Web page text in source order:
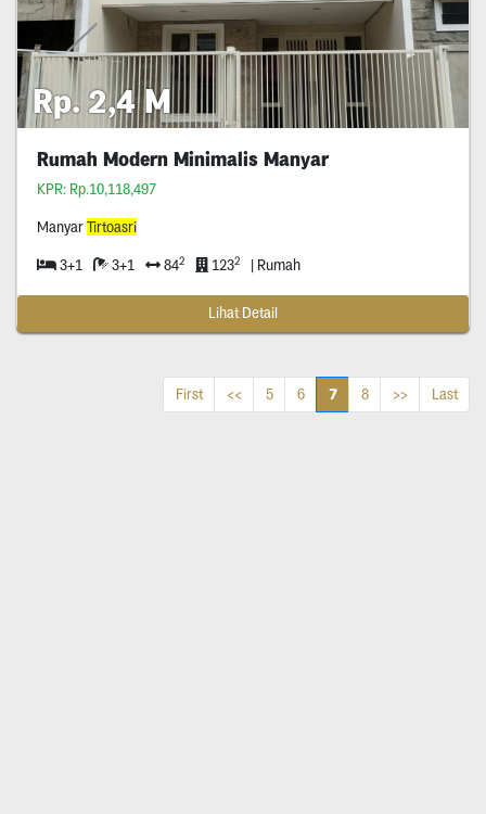
Rp. 2,4 M
Rumah Modern Minimalis Manyar
KPR: Rp.10,118,497
ManyarTirtoasri
3+1 3+1 842 1232 | Rumah
Lihat Detail
First << 5 6 7 8 >> Last